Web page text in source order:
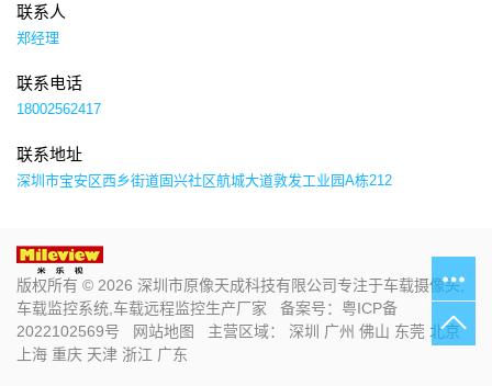
联系人
郑经理
联系电话
18002562417
联系地址
深圳市宝安区西乡街道固兴社区航城大道敦发工业园A栋212
版权所有 © 2026 深圳市原像天成科技有限公司专注于车载摄像头,
车载监控系统,车载远程监控生产厂家 备案号： 粤ICP备
2022102569号
网站地图 主营区域： 深圳 广州 佛山 东莞 北京
上海 重庆 天津 浙江 广东